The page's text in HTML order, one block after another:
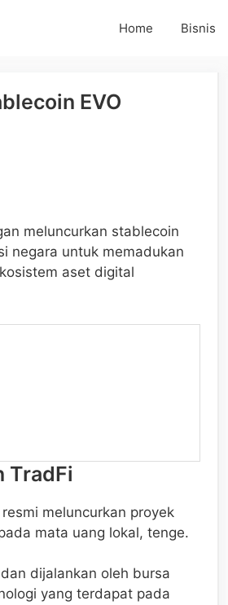
Home Bisnis
EVO
meluncurkan stablecoin
negara untuk memadukan
aset digital
TradFi
meluncurkan proyek
mata uang lokal, tenge.
dijalankan oleh bursa
yang terdapat pada